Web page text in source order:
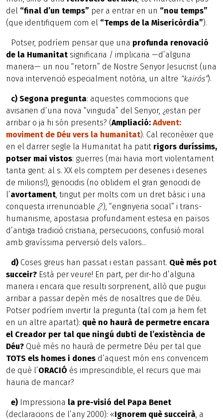
del “final d’un temps” per a entrar en un “nou temps”
(que identifiquem com el “Temps de la Misericòrdia”).
Potser, podríem pensar que una profunda renovació
de la Humanitat significaria / implicaria —d’alguna
manera— un nou “retorn” de Nostre Senyor Jesucrist (una
nova intervenció especialment notòria, un altre “kairós”).
c) Segona pregunta: aquestes commocions que
avisarien d’una nova “vinguda” del Senyor, ¿estan per
arribar o ja hi són presents? (Ampliació: Advent:
moviment de Déu vers la humanitat). Cal reconèixer que
en el darrer segle la Humanitat ha patit rigors duríssims,
potser mai vistos: guerres (mai havia mort violentament
tanta gent: al s. XX els comptem per desenes i desenes
de milions!), genocidis (no oblidem el gran genocidi de
l’avortament, tingut per molts com un dret bàsic i una
conquesta irrenunciable ¿?), “enginyeria social” i trans-
humanisme, apostasia profundament estesa en països
d’antiga tradició cristiana, persecucions, confusió moral
amb gravíssima perversió dels valors...
d) Coses greus han passat i estan passant. Què més pot
succeir? Està per veure! En part, per dir-ho d’alguna
manera i encara que resulti sorprenent, allò que pugui
arribar a passar depèn més de nosaltres que de Déu.
Potser podríem invertir la pregunta (tal com ja hem fet
en un altre apartat): què no haurà de permetre encara
el Creador per tal que ningú dubti de l’existència de
Déu? Què més no haurà de permetre Déu per tal que
TOTS els homes i dones d’aquest món ens convencem
de què l’ORACIÓ és imprescindible, el recurs que mai
hauria de mancar?
e) Impressiona la pre-visió del Papa Benet
(declaracions de l’any 2000): «Ignorem què succeirà, a